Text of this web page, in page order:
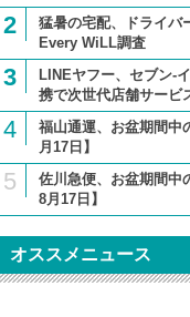
2
猛暑の宅配、ドライ
Every WiLL調査
3
LINEヤフー、セブン-
携で次世代店舗サービ
4
福山通運、お盆期間中
月17日】
5
佐川急便、お盆期間
8月17日】
オススメニュース